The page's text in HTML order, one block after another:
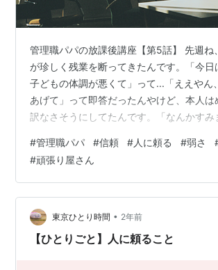
管理職パパの放課後講座【第5話】 先週ね
が珍しく残業を断ってきたんです。「今
子どもの体調が悪くて」って...「ええやん
あげて」って即答だったんやけど、本人は
訳なさそうにしてたんです。「なんかす
すがにグサッとくるものがありました。 で
んです「人に頼る」って、そんなに悪いこ
か？（もしかして.....私の部署が、残業し
は"悪"っみたいな雰囲気なのだったら...な
「人に頼るって、甘えなん？」──がんばり
たいこと “人に頼る＝甘え”と思…
#管理職パパ #信頼 #人に頼る #弱さ
#頑張り屋さん
東京ひとり時間 • 2年前
【ひとりごと】人に頼ること